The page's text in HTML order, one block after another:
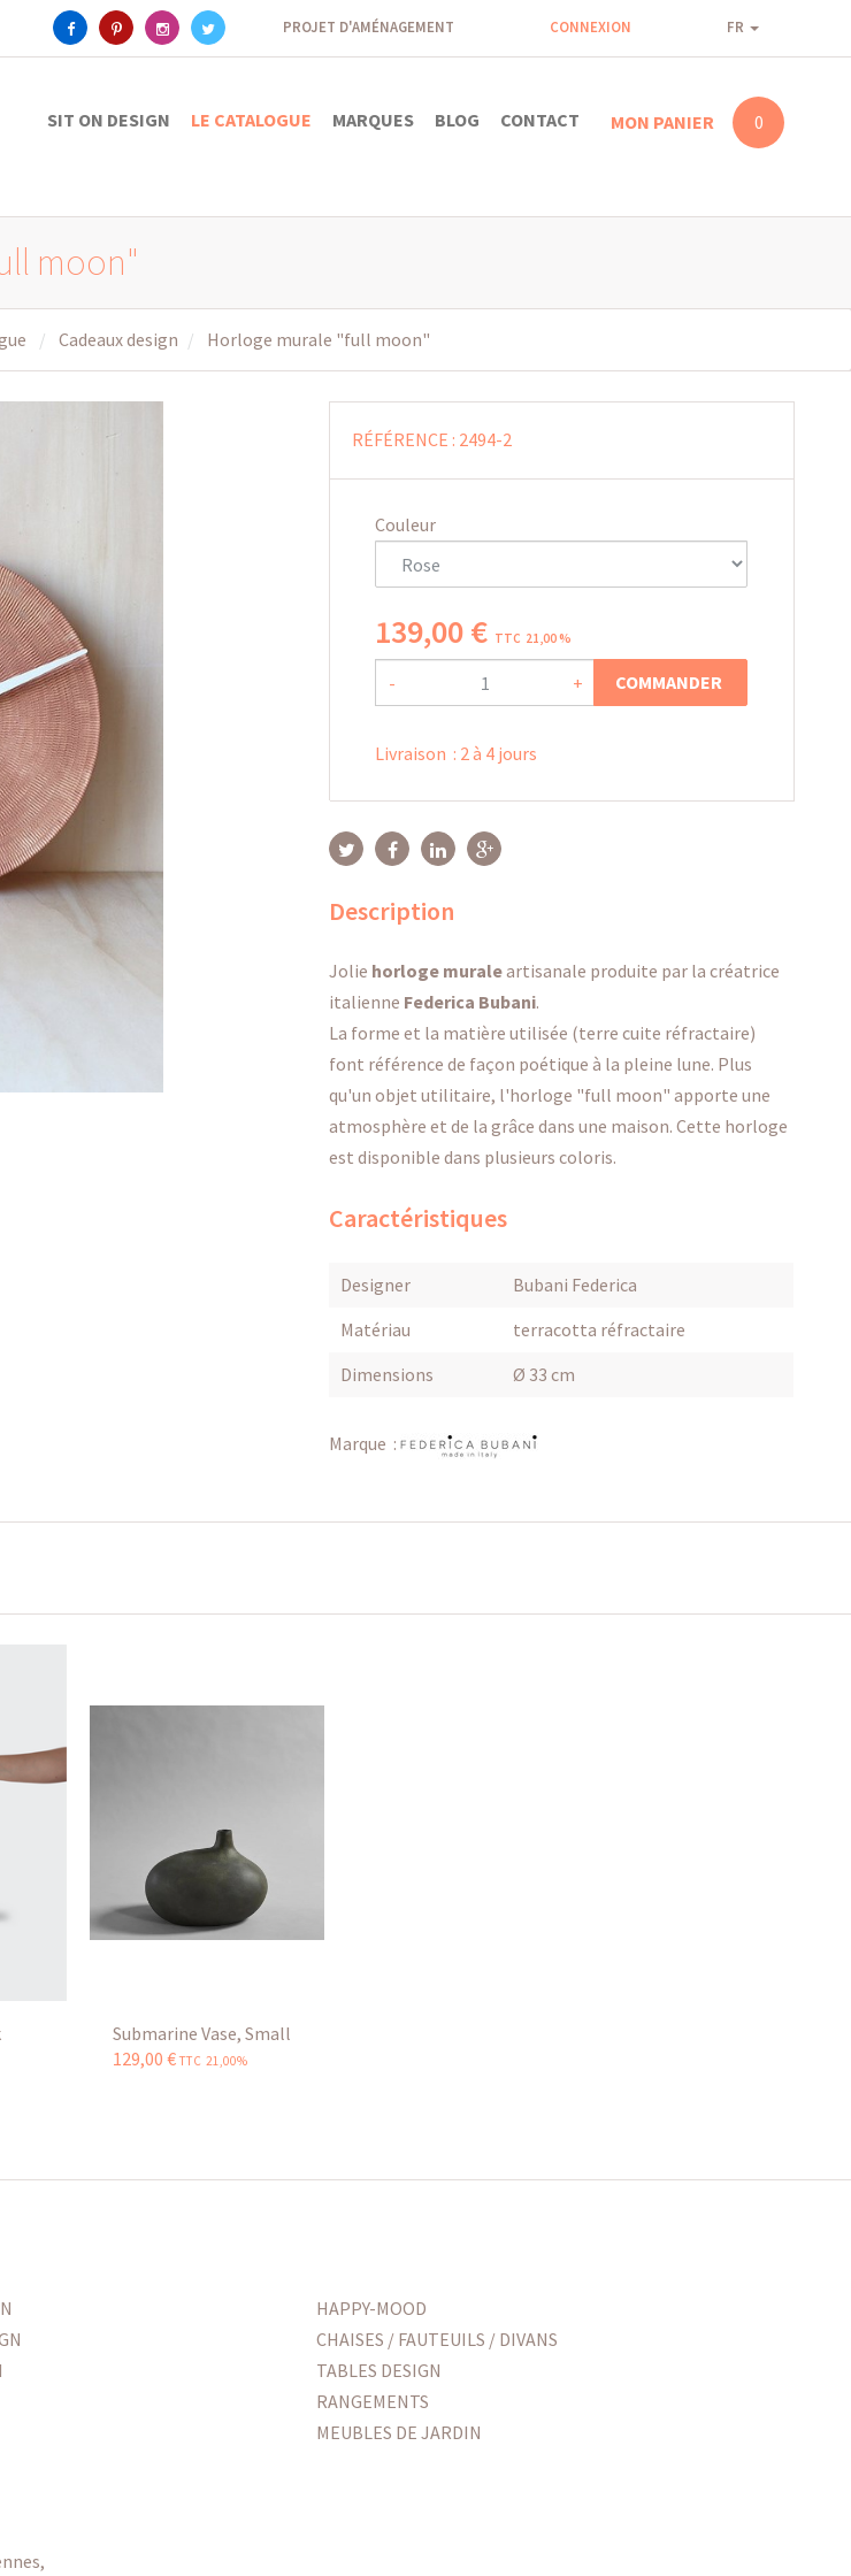
PROJET D'AMÉNAGEMENT CONNEXION FR
SIT ON DESIGN LE CATALOGUE MARQUES BLOG CONTACT MON PANIER 0
moon"
Cadeaux design Horloge murale "full moon"
RÉFÉRENCE : 2494-2
Couleur
139,00€ TTC 21,00 %
- + COMMANDER
Livraison : 2 à 4 jours
Description
Jolie horloge muraleartisanale produite par la créatrice
italienne Federica Bubani.
La forme et la matière utilisée (terre cuite réfractaire)
font référence de façon poétique à la pleine lune. Plus
qu'un objet utilitaire, l'horloge "full moon" apporte une
atmosphère et de la grâce dans une maison. Cette horloge
est disponible dans plusieurs coloris.
Caractéristiques
Designer
Bubani Federica
Matériau
terracotta réfractaire
Dimensions
Ø 33 cm
Marque :
Submarine Vase, Small
129,00 € TTC 21,00%
HAPPY-MOOD
CHAISES / FAUTEUILS / DIVANS
TABLES DESIGN
RANGEMENTS
MEUBLES DE JARDIN